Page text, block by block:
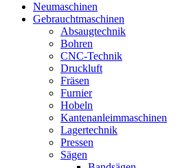
Neumaschinen
Gebrauchtmaschinen
Absaugtechnik
Bohren
CNC-Technik
Druckluft
Fräsen
Furnier
Hobeln
Kantenanleimmaschinen
Lagertechnik
Pressen
Sägen